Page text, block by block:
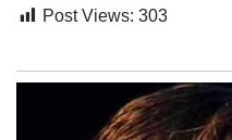
Post Views: 303